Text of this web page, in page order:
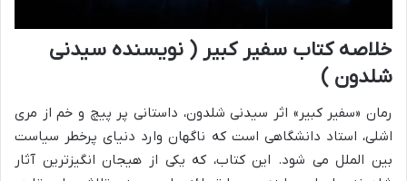
خلاصه کتاب سفیر کبیر ( نویسنده سیدنی
شلدون )
رمان «سفیر کبیر» اثر سیدنی شلدون، داستانی پر پیچ و خم از مری
اشلی، استاد دانشگاهی است که ناگهان وارد دنیای پرخطر سیاست
بین الملل می شود. این کتاب، که یکی از هیجان انگیزترین آثار